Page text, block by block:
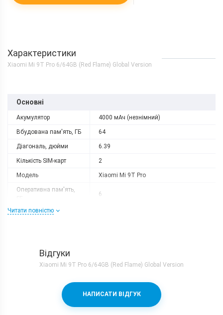
Характеристики
Xiaomi Mi 9T Pro 6/64GB (Red Flame) Global Version
Основні
Акумулятор 4000 мАч (незнімний)
Вбудована пам'ять, ГБ 64
Діагональ, дюйми 6.39
Кількість SIM-карт 2
Модель Xiaomi Mi 9T Pro
Оперативна пам'ять,
6
Роздільна здатність
Процесор
Qualcomm Snapdragon 855 + Adreno
640
Читати повністю
Відгуки
Xiaomi Mi 9T Pro 6/64GB (Red Flame) Global Version
НАПИСАТИ ВІДГУК